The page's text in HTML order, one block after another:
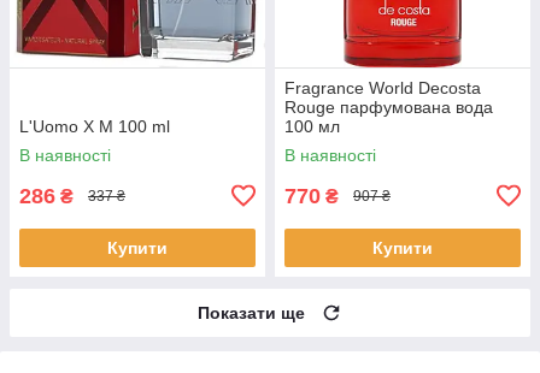
L'Uomo X M 100 ml
В наявності
286 ₴ 337 ₴
Купити
Fragrance World Decosta
Rouge парфумована вода
100 мл
В наявності
770 ₴ 907 ₴
Купити
Показати ще